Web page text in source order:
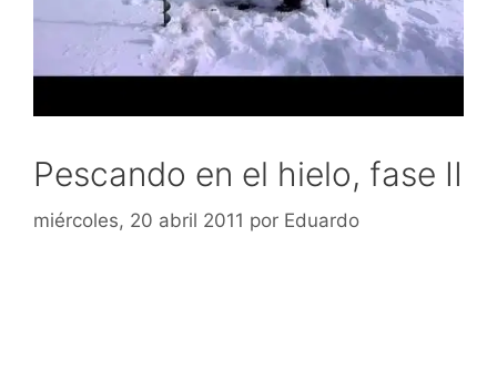
Pescando en el hielo, fase II
miércoles, 20 abril 2011 por Eduardo